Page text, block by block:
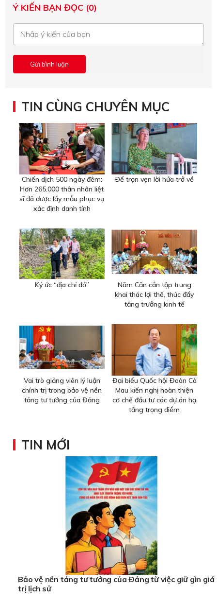
Ý KIẾN BẠN ĐỌC (0)
TIN CÙNG CHUYÊN MỤC
Chiến dịch 500 ngày đêm:
Hơn 265.000 thân nhân liệt
sĩ đã được lấy mẫu phục vụ
xác định danh tính
Ðể trọn vẹn lời hứa trở về
Ký ức “địa chỉ đỏ”
Năm Căn cần tập trung
khai thác lợi thế, thúc đẩy
tăng trưởng kinh tế
Vai trò giảng viên lý luận
chính trị trong bảo vệ nền
tảng tư tưởng của Đảng
Đại biểu Quốc hội Đoàn Cà
Mau kiến nghị hoàn thiện
cơ chế đầu tư các dự án hạ
tầng trọng điểm
TIN MỚI
Bảo vệ nền tảng tư tưởng của Ðảng từ việc giữ gìn giá
trị lịch sử